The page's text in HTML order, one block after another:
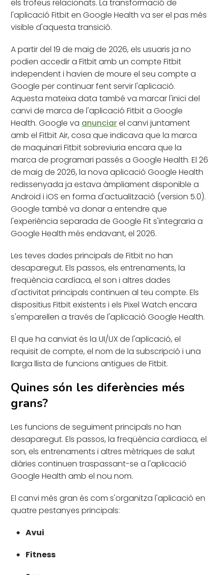
els trofeus relacionats. La transformació de
l'aplicació Fitbit en Google Health va ser el pas més
visible d'aquesta transició.
A partir del 19 de maig de 2026, els usuaris ja no
podien accedir a Fitbit amb un compte Fitbit
independent i havien de moure el seu compte a
Google per continuar fent servir l'aplicació.
Aquesta mateixa data també va marcar l'inici del
canvi de marca de l'aplicació Fitbit a Google
Health. Google va anunciarel canvi juntament
amb el Fitbit Air, cosa que indicava que la marca
de maquinari Fitbit sobreviuria encara que la
marca de programari passés a Google Health. El 26
de maig de 2026, la nova aplicació Google Health
redissenyada ja estava àmpliament disponible a
Android i iOS en forma d'actualització (version 5.0).
Google també va donar a entendre que
l'experiència separada de Google Fit s'integraria a
Google Health més endavant, el 2026.
Les teves dades principals de Fitbit no han
desaparegut. Els passos, els entrenaments, la
freqüència cardíaca, el son i altres dades
d'activitat principals continuen al teu compte. Els
dispositius Fitbit existents i els Pixel Watch encara
s'emparellen a través de l'aplicació Google Health.
El que ha canviat és la UI/UX de l'aplicació, el
requisit de compte, el nom de la subscripció i una
llarga llista de funcions antigues de Fitbit.
Quines són les diferències més
grans?
Les funcions de seguiment principals no han
desaparegut. Els passos, la freqüència cardíaca, el
son, els entrenaments i altres mètriques de salut
diàries continuen traspassant-se a l'aplicació
Google Health amb el nou nom.
El canvi més gran és com s'organitza l'aplicació en
quatre pestanyes principals:
Avui
Fitness